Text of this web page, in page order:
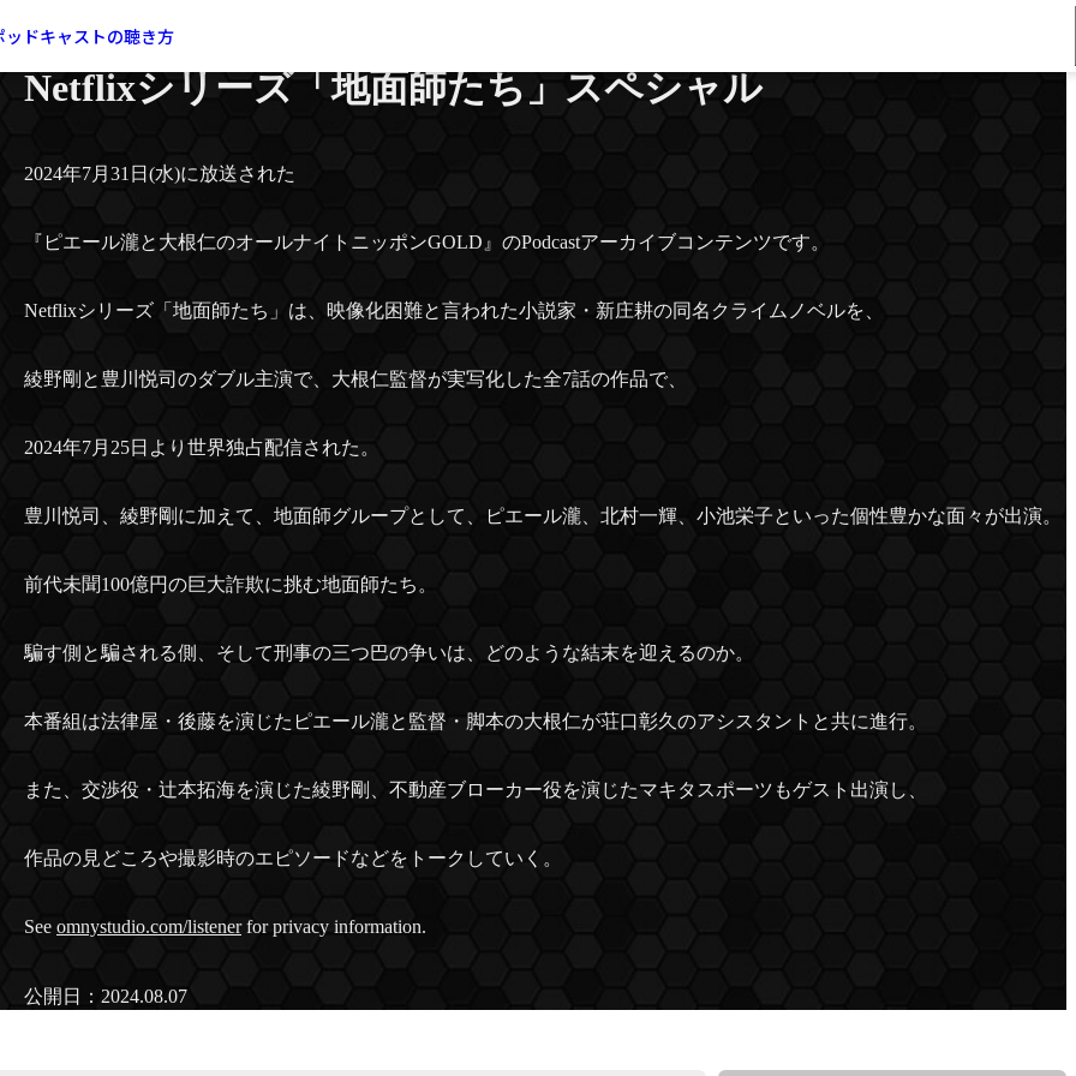
ッドキャストの聴き方
『ピエール瀧と大根仁のオールナイトニッポンGOLD』
Netflixシリーズ「地面師たち」スペシャル
2024年7月31日(水)に放送された
『ピエール瀧と大根仁のオールナイトニッポンGOLD』のPodcastアーカイブコンテンツです。
Netflixシリーズ「地面師たち」は、映像化困難と言われた小説家・新庄耕の同名クライムノベルを、
綾野剛と豊川悦司のダブル主演で、大根仁監督が実写化した全7話の作品で、
2024年7月25日より世界独占配信された。
豊川悦司、綾野剛に加えて、地面師グループとして、ピエール瀧、北村一輝、小池栄子といった個性豊かな面々が出演。
前代未聞100億円の巨大詐欺に挑む地面師たち。
騙す側と騙される側、そして刑事の三つ巴の争いは、どのような結末を迎えるのか。
本番組は法律屋・後藤を演じたピエール瀧と監督・脚本の大根仁が荘口彰久のアシスタントと共に進行。
また、交渉役・辻本拓海を演じた綾野剛、不動産ブローカー役を演じたマキタスポーツもゲスト出演し、
作品の見どころや撮影時のエピソードなどをトークしていく。
See omnystudio.com/listenerfor privacy information.
公開日：2024.08.07